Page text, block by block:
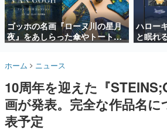
新世代に訊く
これからのデジタルゲーム市場
の姿を追い、彼らのルーツと情
ゲームに多大な影響を受けた作
日本のコンテンツ産業やカルチ
画です。
日本モバイルゲーム産業史
ゴッホの名画『ローヌ川の星月
夜』をあしらった傘やトートバ
ッグなどが登場。8月7日21時よ
ハロー
と眠れ
『ゆめ
ホーム ニュース
10周年を迎えた『
画が発表。完全な作品名
表予定